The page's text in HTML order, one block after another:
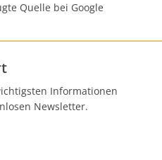
Quelle bei Google
Informationen
Newsletter.